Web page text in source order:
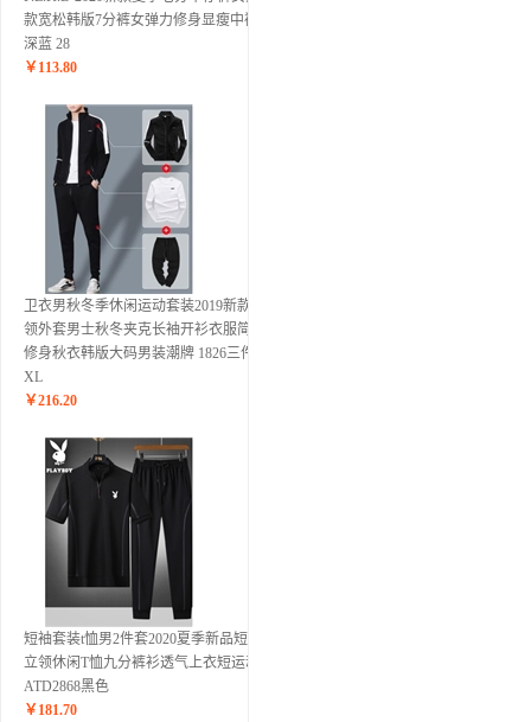
款宽松韩版7分裤女弹力修身显瘦中裤
深蓝 28
￥ 113.80
卫衣男秋冬季休闲运动套装2019新款立
领外套男士秋冬夹克长袖开衫衣服简约
修身秋衣韩版大码男装潮牌 1826三件套
XL
￥216.20
短袖套装t恤男2件套2020夏季新品短袖
立领休闲T恤九分裤衫透气上衣短运动
ATD2868黑色
￥ 181.70